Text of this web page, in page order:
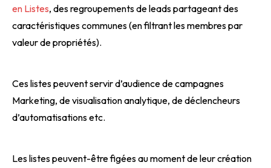
en Listes, des regroupements de leads partageant des
caractéristiques communes (en filtrant les membres par
valeur de propriétés).
Ces listes peuvent servir d’audience de campagnes
Marketing, de visualisation analytique, de déclencheurs
d’automatisations etc.
Les listes peuvent-être figées au moment de leur création